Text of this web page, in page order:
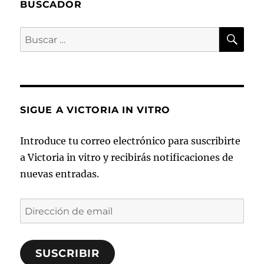
BUSCADOR
Buscar
por:
SIGUE A VICTORIA IN VITRO
Introduce tu correo electrónico para suscribirte
a Victoria in vitro y recibirás notificaciones de
nuevas entradas.
Dirección
de
email
SUSCRIBIR